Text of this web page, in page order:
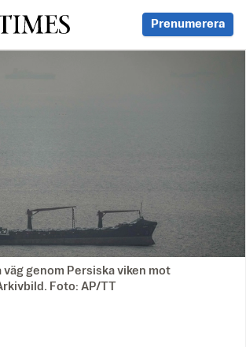
Times Prenumerera
väg genom Persiska viken mot
Foto: AP/TT